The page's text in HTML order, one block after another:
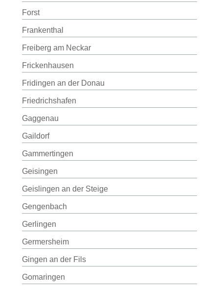
Forst
Frankenthal
Freiberg am Neckar
Frickenhausen
Fridingen an der Donau
Friedrichshafen
Gaggenau
Gaildorf
Gammertingen
Geisingen
Geislingen an der Steige
Gengenbach
Gerlingen
Germersheim
Gingen an der Fils
Gomaringen